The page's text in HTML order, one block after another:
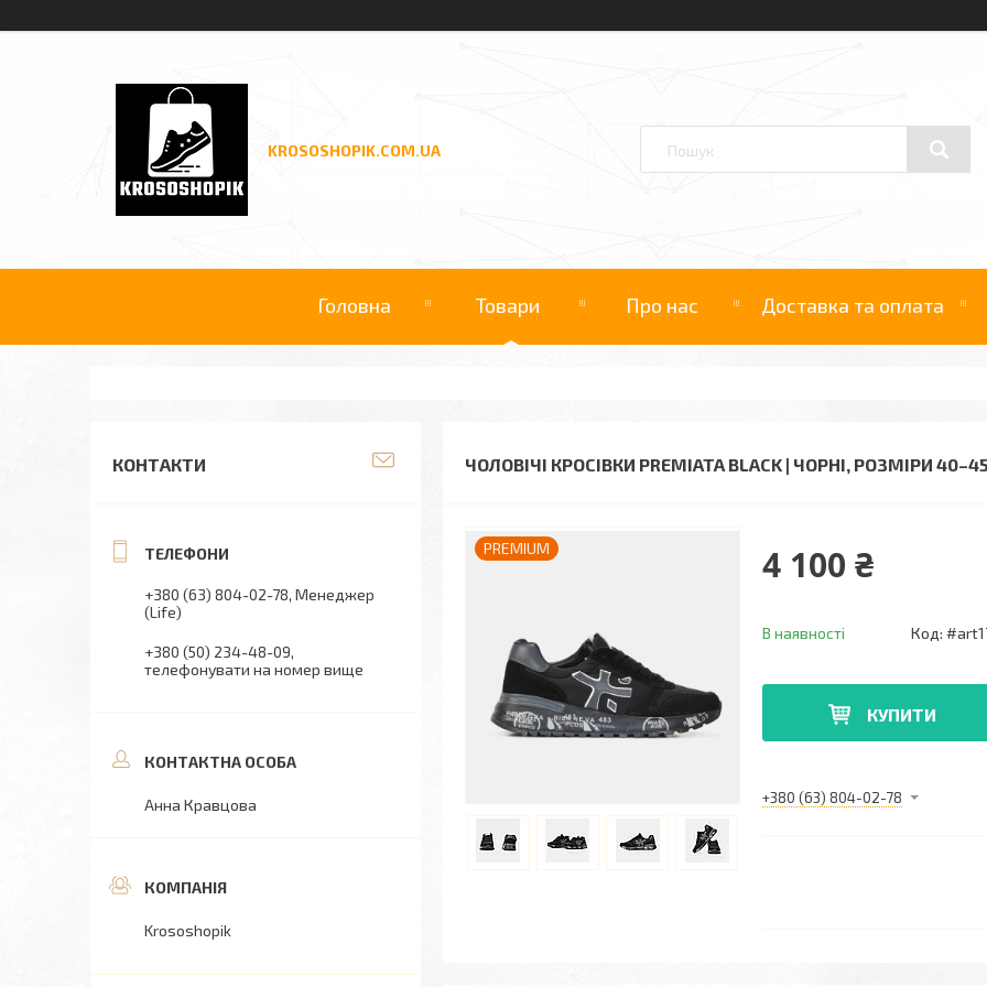
KROSOSHOPIK.COM.UA
Головна Товари Про нас Доставка та оплата
ЧОЛОВІЧІ КРОСІВКИ PREMIATA BLACK | ЧОРНІ, РОЗМІРИ
PREMIUM 4 100 ₴
В наявності Код:
КУПИТИ
+380 (63) 804-02-78
КОНТАКТИ
+380 (63) 804-02-78 Менеджер
(Life)
+380 (50) 234-48-09
телефонувати на номер вище
Анна Кравцова
Krososhopik